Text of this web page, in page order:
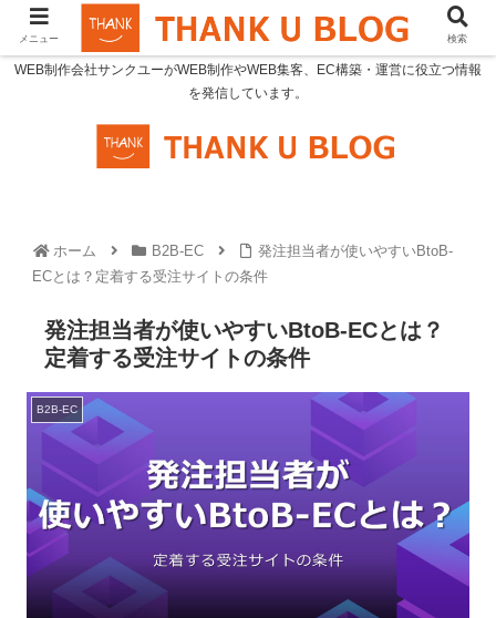
WEB制作会社サンクユーがWEB制作やWEB集客、EC構築・運営に役立つ情報
を発信しています。
ホーム B2B-EC
発注担当者が使いやすいBtoB-
ECとは？定着する受注サイトの条件
発注担当者が使いやすいBtoB-ECとは？
定着する受注サイトの条件
B2B-EC
メニュー 検索